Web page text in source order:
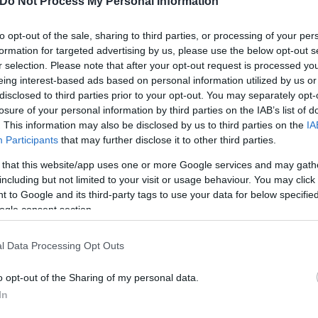
opt-out of the sale, sharing to third parties, or processing of your
for targeted advertising by us, please use the below opt-out
selection. Please note that after your opt-out request is processed
interest-based ads based on personal information utilized by us
to third parties prior to your opt-out. You may separately
of your personal information by third parties on the IAB’s list of
This information may also be disclosed by us to third parties on the
Participants that may further disclose it to other third parties.
that this website/app uses one or more Google services and may
but not limited to your visit or usage behaviour. You may
to Google and its third-party tags to use your data for below
consent section.
Data Processing Opt Outs
opt-out of the Sharing of my personal data.
ανοίγει δρόμους
αποτελέσουν πολύτιμο μοντέλο για τη μελέτη
με τον ανθρώπινο καρκίνο σε δείγματα
καρκίνου στις γάτες. Η σύγκριση των
ότι για ορισμένους τύπους όγκων, οι
παρόμοιοι.
στις γάτες, οι οποίοι είναι συχνοί και
της νόσου όταν μεταλλάσσονται. Το πιο
των όγκων. Στους ανθρώπους, οι μεταλλάξεις
του μαστού, γεγονός που αντικατοπτρίζεται